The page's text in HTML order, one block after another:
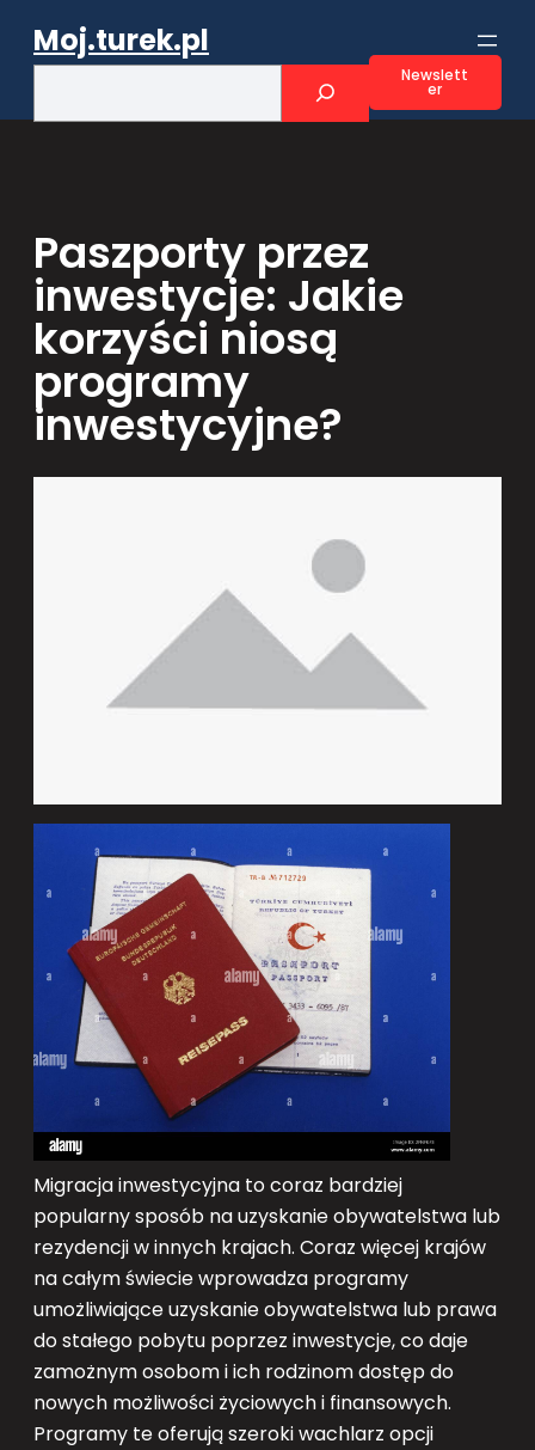
Moj.turek.pl
h
Newslett
er
Paszporty przez
inwestycje: Jakie
korzyści niosą
programy
inwestycyjne?
Migracja inwestycyjna to coraz bardziej
popularny sposób na uzyskanie obywatelstwa lub
rezydencji w innych krajach. Coraz więcej krajów
na całym świecie wprowadza programy
umożliwiające uzyskanie obywatelstwa lub prawa
do stałego pobytu poprzez inwestycje, co daje
zamożnym osobom i ich rodzinom dostęp do
nowych możliwości życiowych i finansowych.
Programy te oferują szeroki wachlarz opcji